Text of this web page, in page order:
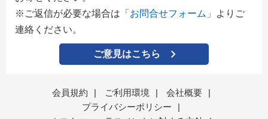
※ご返信が必要な場合は 「お問合せフォーム」
よりご
連絡ください。
ご意見はこちら
会員規約 | ご利用環境 | 会社概要
|
プライバシーポリシー
|